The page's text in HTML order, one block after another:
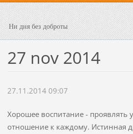
Ни дня без доброты
27 nov 2014
27.11.2014 09:07
Хорошее воспитание - проявлять
отношение к каждому. Истинная